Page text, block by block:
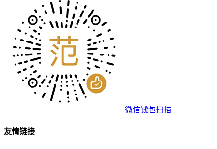
微信钱包扫描
友情链接